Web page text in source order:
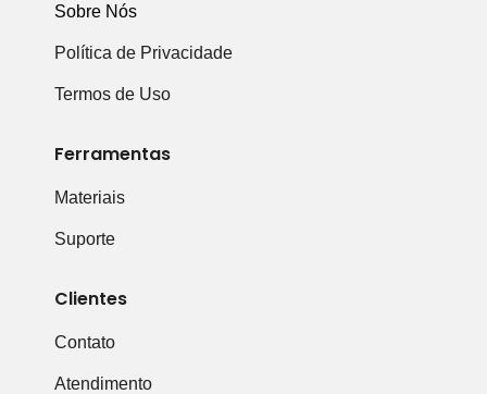
Sobre Nós
Política de Privacidade
Termos de Uso
Ferramentas
Materiais
Suporte
Clientes
Contato
Atendimento